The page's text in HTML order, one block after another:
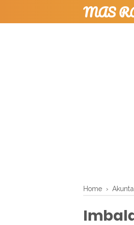
MAS
Home ›